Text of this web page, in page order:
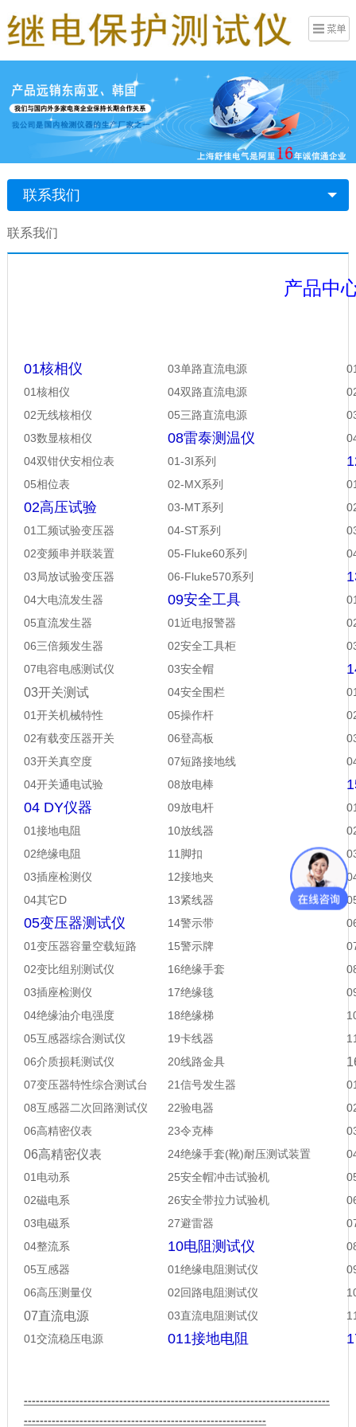
联系我们
联系我们
产品中
01核相仪 03单路直流电源
01核相仪
04双路直流电源
02无线核相仪
05三路直流电源
03数显核相仪
08雷泰测温仪
04双钳伏安相位表
01-3I系列
05相位表 02-MX系列
02高压试验 03-MT系列
01工频试验变压器
04-ST系列
02变频串并联装置
05-Fluke60系列
03局放试验变压器
06-Fluke570系列
04大电流发生器 09安全工具
05直流发生器
01近电报警器
06三倍频发生器
02安全工具柜
07电容电感测试仪
03安全帽
03开关测试 04安全围栏
01开关机械特性
05操作杆
02有载变压器开关
06登高板
03开关真空度
07短路接地线
04开关通电试验
08放电棒
04 DY仪器
09放电杆
01接地电阻
10放线器
02绝缘电阻
11脚扣
03插座检测仪
12接地夹
04其它D
13紧线器
05变压器测试仪 14警示带
01变压器容量空载短路
15警示牌
02变比组别测试仪
16绝缘手套
03插座检测仪
17绝缘毯
04绝缘油介电强度
18绝缘梯
05互感器综合测试仪
19卡线器
06介质损耗测试仪
20线路金具
07变压器特性综合测试台 21信号发生器
08互感器二次回路测试仪
22验电器
06高精密仪表
23令克棒
06高精密仪表 24绝缘手套(靴)耐压测试装置
01电动系
25安全帽冲击试验机
02磁电系
26安全带拉力试验机
03电磁系
27避雷器
04整流系
10电阻测试仪
05互感器
01绝缘电阻测试仪
06高压测量仪
02回路电阻测试仪
07直流电源 03直流电阻测试仪
01交流稳压电源
011接地电阻
-----------------------------------------------------------------------------
-------------------------------------------------------------